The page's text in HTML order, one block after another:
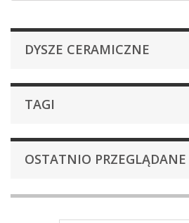
DYSZE CERAMICZNE
TAGI
OSTATNIO PRZEGLĄDANE